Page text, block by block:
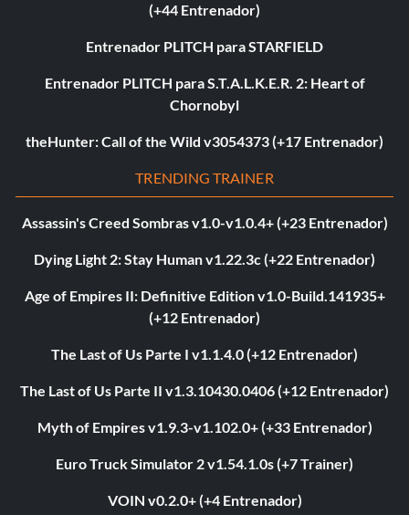
(+44 Entrenador)
Entrenador PLITCH para STARFIELD
Entrenador PLITCH para S.T.A.L.K.E.R. 2: Heart of
Chornobyl
theHunter: Call of the Wild v3054373 (+17 Entrenador)
TRENDING TRAINER
Assassin's Creed Sombras v1.0-v1.0.4+ (+23 Entrenador)
Dying Light 2: Stay Human v1.22.3c (+22 Entrenador)
Age of Empires II: Definitive Edition v1.0-Build.141935+
(+12 Entrenador)
The Last of Us Parte I v1.1.4.0 (+12 Entrenador)
The Last of Us Parte II v1.3.10430.0406 (+12 Entrenador)
Myth of Empires v1.9.3-v1.102.0+ (+33 Entrenador)
Euro Truck Simulator 2 v1.54.1.0s (+7 Trainer)
VOIN v0.2.0+ (+4 Entrenador)